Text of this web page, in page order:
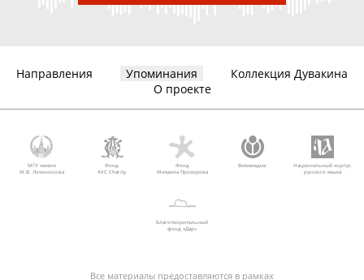
Направления Упоминания
Коллекция Дувакина
О проекте
МГУ имени
М.В. Ломоносова
Фонд
AVC Charity
Фонд
Михаила Прохорова
Викимедиа
Национальный корпус
русского языка
Благотворительный
фонд «Дар»
Все материалы предоставляются в рамках